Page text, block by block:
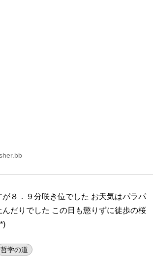
８．９分咲き位でした お天気はパラパ
だりでした この日も懲りずに徒歩の桜
哲学の道